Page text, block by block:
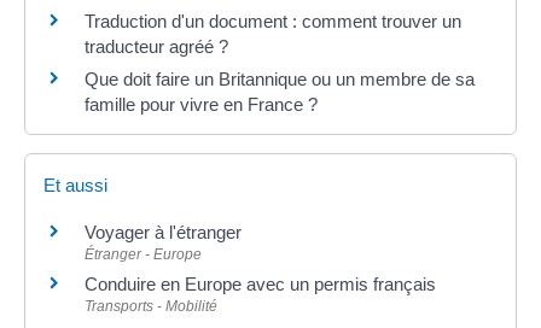
Traduction d'un document : comment trouver un
traducteur agréé ?
Que doit faire un Britannique ou un membre de sa
famille pour vivre en France ?
Et aussi
Voyager à l'étranger
Étranger - Europe
Conduire en Europe avec un permis français
Transports - Mobilité